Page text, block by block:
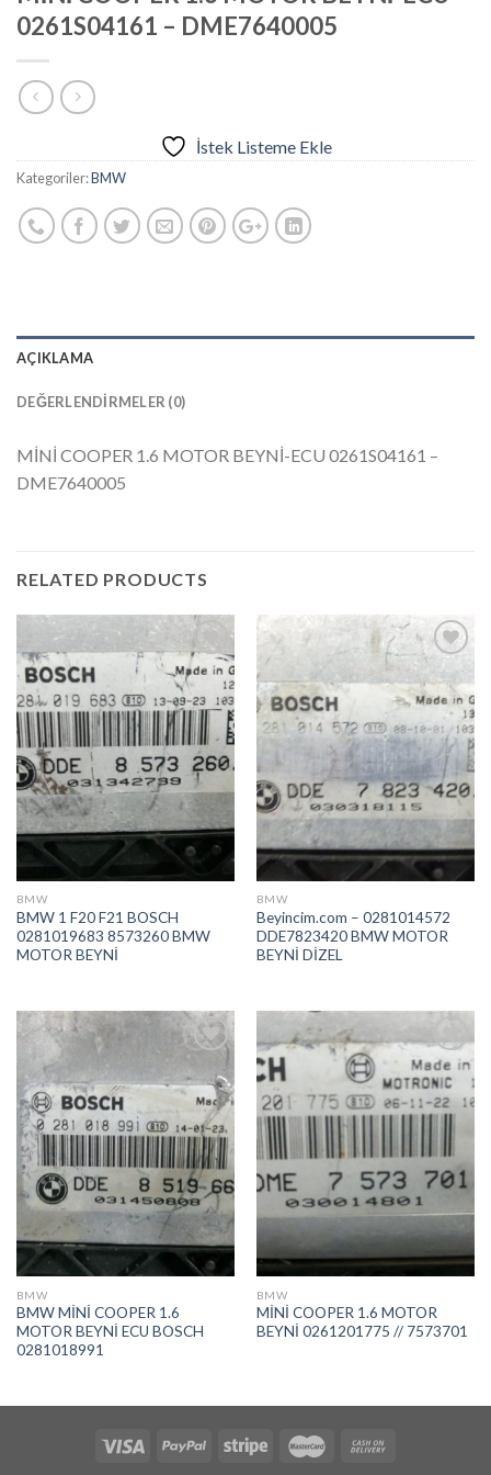
0261S04161 – DME7640005
İstek Listeme Ekle
Kategoriler:BMW
AÇIKLAMA
DEĞERLENDIRMELER (0)
MİNİ COOPER 1.6 MOTOR BEYNİ-ECU 0261S04161 –
DME7640005
RELATED PRODUCTS
İstek
Listeme
Ekle
BMW
BMW 1 F20 F21 BOSCH
0281019683 8573260 BMW
MOTOR BEYNİ
İstek
Listeme
Ekle
BMW
Beyincim.com – 0281014572
DDE7823420 BMW MOTOR
BEYNİ DİZEL
İstek
Listeme
Ekle
BMW
BMW MİNİ COOPER 1.6
MOTOR BEYNİ ECU BOSCH
0281018991
İstek
Listeme
BMW
MİNİ COOPER 1.6 MOTOR
BEYNİ 0261201775 // 7573701